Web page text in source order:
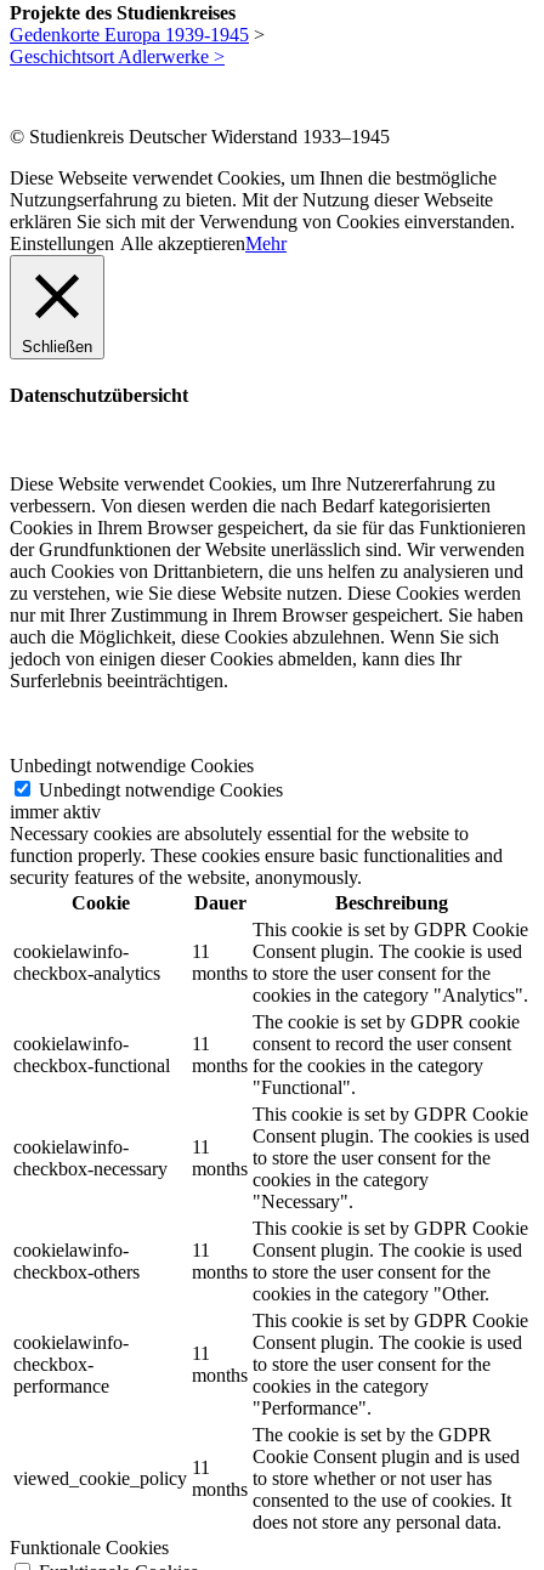
Projekte des Studienkreises
Gedenkorte Europa 1939-1945 >
Geschichtsort Adlerwerke >
© Studienkreis Deutscher Widerstand 1933–1945
Diese Webseite verwendet Cookies, um Ihnen die bestmögliche
Nutzungserfahrung zu bieten. Mit der Nutzung dieser Webseite
erklären Sie sich mit der Verwendung von Cookies einverstanden.
Einstellungen Alle akzeptierenMehr
Schließen
Datenschutzübersicht
Diese Website verwendet Cookies, um Ihre Nutzererfahrung zu
verbessern. Von diesen werden die nach Bedarf kategorisierten
Cookies in Ihrem Browser gespeichert, da sie für das Funktionieren
der Grundfunktionen der Website unerlässlich sind. Wir verwenden
auch Cookies von Drittanbietern, die uns helfen zu analysieren und
zu verstehen, wie Sie diese Website nutzen. Diese Cookies werden
nur mit Ihrer Zustimmung in Ihrem Browser gespeichert. Sie haben
auch die Möglichkeit, diese Cookies abzulehnen. Wenn Sie sich
jedoch von einigen dieser Cookies abmelden, kann dies Ihr
Surferlebnis beeinträchtigen.
Unbedingt notwendige Cookies
Unbedingt notwendige Cookies
immer aktiv
Necessary cookies are absolutely essential for the website to
function properly. These cookies ensure basic functionalities and
security features of the website, anonymously.
Cookie
Dauer Beschreibung
cookielawinfo-
checkbox-analytics
11
months
This cookie is set by GDPR Cookie
Consent plugin. The cookie is used
to store the user consent for the
cookies in the category "Analytics".
cookielawinfo-
checkbox-functional
11
months
The cookie is set by GDPR cookie
consent to record the user consent
for the cookies in the category
"Functional".
cookielawinfo-
checkbox-necessary
11
months
This cookie is set by GDPR Cookie
Consent plugin. The cookies is used
to store the user consent for the
cookies in the category
"Necessary".
cookielawinfo-
checkbox-others
11
months
This cookie is set by GDPR Cookie
Consent plugin. The cookie is used
to store the user consent for the
cookies in the category "Other.
cookielawinfo-
checkbox-
performance
11
months
This cookie is set by GDPR Cookie
Consent plugin. The cookie is used
to store the user consent for the
cookies in the category
"Performance".
viewed_cookie_policy
11
months
The cookie is set by the GDPR
Cookie Consent plugin and is used
to store whether or not user has
consented to the use of cookies. It
does not store any personal data.
Funktionale Cookies